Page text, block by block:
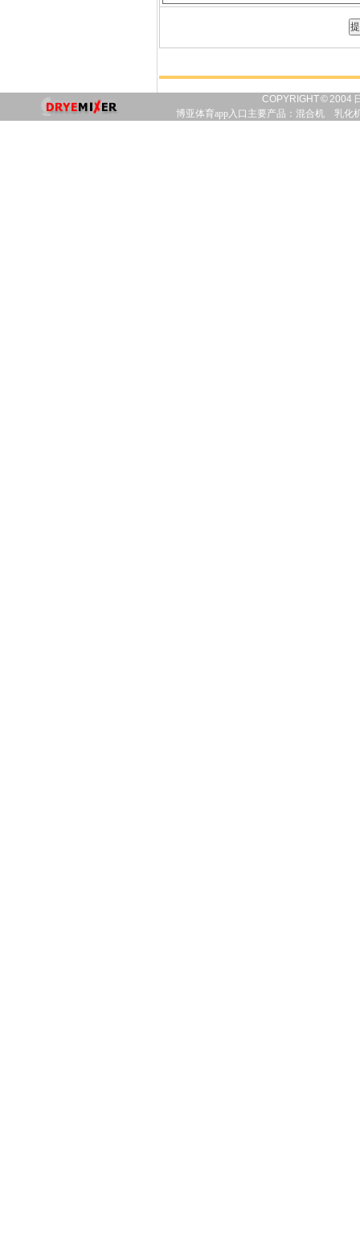
COPYRIGHT © 2004
博亚体育app入口主要产品： 混合机 乳化